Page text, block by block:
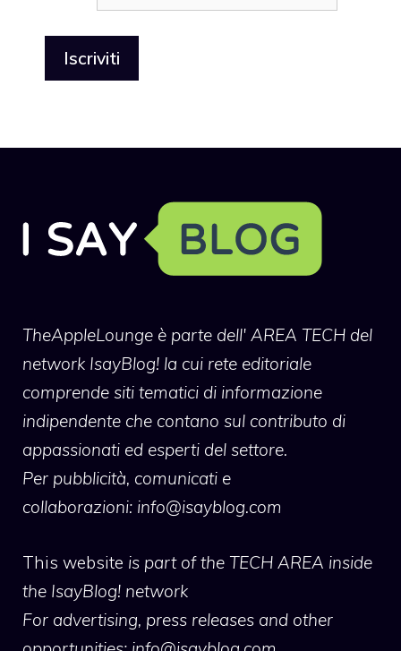
TheAppleLounge è parte dell' AREA TECH del
network IsayBlog! la cui rete editoriale
comprende siti tematici di informazione
indipendente che contano sul contributo di
appassionati ed esperti del settore.
Per pubblicità, comunicati e
collaborazioni: info@isayblog.com
This website is part of the TECH AREA inside
the IsayBlog! network
For advertising, press releases and other